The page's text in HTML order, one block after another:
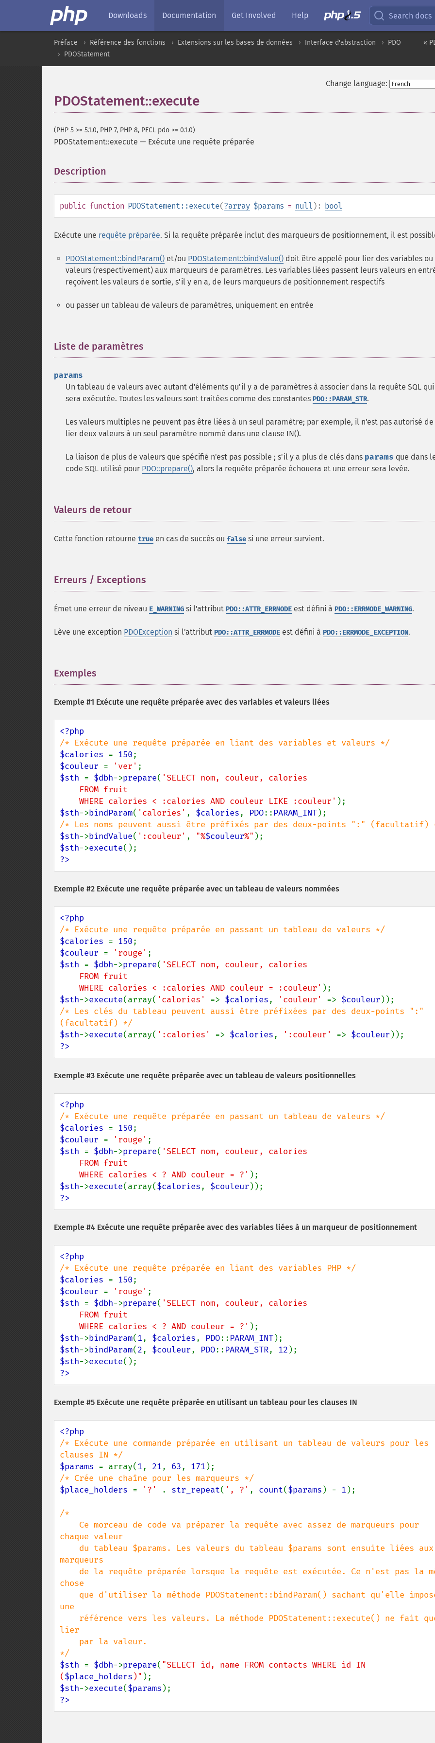
Downloads Documentation Get Involved Help Search docs
«
Préface Référence des fonctions Extensions sur les bases de données Interface d'abstraction
PDO
PDOStatement
Change language:
PDOStatement::execute
(PHP 5 >= 5.1.0, PHP 7, PHP 8, PECL pdo >= 0.1.0)
PDOStatement::execute — Exécute une requête préparée
Description
public function PDOStatement::execute(?array $params = null ): bool
Exécute une requête préparée. Si la requête préparée inclut des marqueurs de positionnement, il est
PDOStatement::bindParam() et/ou PDOStatement::bindValue() doit être appelé pour lier des variables ou
valeurs (respectivement) aux marqueurs de paramètres. Les variables liées passent leurs valeurs en
reçoivent les valeurs de sortie, s'il y en a, de leurs marqueurs de positionnement respectifs
ou passer un tableau de valeurs de paramètres, uniquement en entrée
Liste de paramètres
params
Un tableau de valeurs avec autant d'éléments qu'il y a de paramètres à associer dans la requête SQL qui
sera exécutée. Toutes les valeurs sont traitées comme des constantes PDO::PARAM_STR.
Les valeurs multiples ne peuvent pas être liées à un seul paramètre; par exemple, il n'est pas autorisé de
lier deux valeurs à un seul paramètre nommé dans une clause IN().
La liaison de plus de valeurs que spécifié n'est pas possible ; s'il y a plus de clés dans params que dans
code SQL utilisé pour PDO::prepare(), alors la requête préparée échouera et une erreur sera levée.
Valeurs de retour
Cette fonction retourne true en cas de succès ou false si une erreur survient.
Erreurs / Exceptions
Émet une erreur de niveau E_WARNING si l'attribut PDO::ATTR_ERRMODE est défini à PDO::ERRMODE_WARNING.
Lève une exception PDOException si l'attribut PDO::ATTR_ERRMODE est défini à PDO::ERRMODE_EXCEPTION.
Exemples
Exemple #1 Exécute une requête préparée avec des variables et valeurs liées
$calories = 150
$couleur = 'ver'
$sth = $dbh->prepare( 'SELECT nom, couleur, calories
    WHERE calories < :calories AND couleur LIKE :couleur'
$sth->bindParam( 'calories' , $calories, PDO:: PARAM_INT
$sth->bindValue( ':couleur' , "%$couleur%"
$sth->execute
?>
Exemple #2 Exécute une requête préparée avec un tableau de valeurs nommées
$calories = 150
$couleur = 'rouge'
$sth = $dbh->prepare( 'SELECT nom, couleur, calories
    WHERE calories < :calories AND couleur = :couleur'
$sth->execute(array( 'calories' => $calories, 'couleur' => $couleur
/* Les clés du tableau peuvent aussi être préfixées par des deux-points ":"
$sth->execute(array( ':calories' => $calories, ':couleur' => $couleur
?>
Exemple #3 Exécute une requête préparée avec un tableau de valeurs positionnelles
$calories = 150
$couleur = 'rouge'
$sth = $dbh->prepare( 'SELECT nom, couleur, calories
    WHERE calories < ? AND couleur = ?'
$sth->execute(array($calories, $couleur
?>
Exemple #4 Exécute une requête préparée avec des variables liées à un marqueur de positionnement
$calories = 150
$couleur = 'rouge'
$sth = $dbh->prepare( 'SELECT nom, couleur, calories
    WHERE calories < ? AND couleur = ?'
$sth->bindParam(1, $calories, PDO:: PARAM_INT
$sth->bindParam(2, $couleur, PDO:: PARAM_STR, 12
$sth->execute
?>
Exemple #5 Exécute une requête préparée en utilisant un tableau pour les clauses IN
/* Exécute une commande préparée en utilisant un tableau de valeurs pour les
$params = array(1, 21, 63, 171
$place_holders = '?' . str_repeat( ', ?' , count($params ) - 1 );
/*
chaque valeur
marqueurs
chose
une
lier
$sth = $dbh->prepare( "SELECT id, name FROM contacts WHERE id IN
($place_holders )"
$sth->execute($params
?>